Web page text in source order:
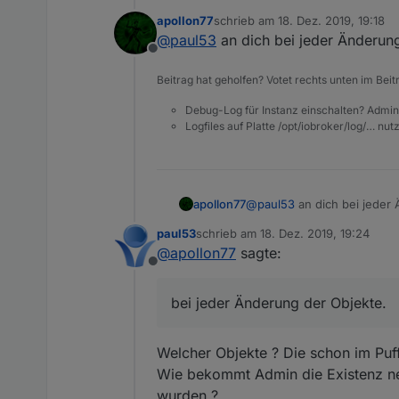
Jupp tut er.
Wann wird der Puffer
Offline
apollon77schrieb am 18. Dez. 2019, 19:18
zuletzt editiert von
@paul53 an dich bei jeder
Beitrag hat geholfen? Votet rechts unten im
Debug-Log für Instanz einschalten?
Logfiles auf Platte /opt/iobroker/log/…
apollon77@paul53 an dich bei jeder
Offline
paul53schrieb am 18. Dez. 2019, 19:24
zuletzt editiert von
@apollon77 sagte:
bei jeder Änderung der Objekte.
Welcher Objekte ? Die schon im
Wie bekommt Admin die Existenz
wurden ?